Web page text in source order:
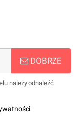
DOBRZE
należy odnaleźć